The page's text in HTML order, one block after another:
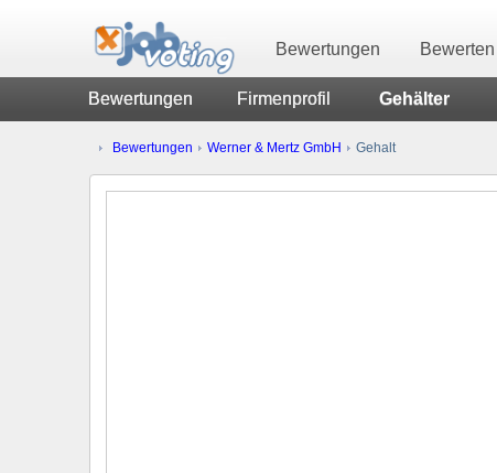
Bewertungen Bewerten
Bewertungen Firmenprofil Gehälter
Bewertungen Werner & Mertz GmbH Gehalt